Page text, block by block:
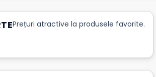
Prețuri atractive la produsele favorite.